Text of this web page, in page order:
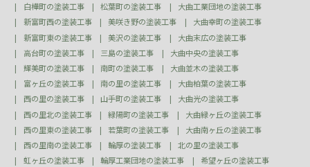
白樺町の塗装工事
松葉町の塗装工事
大曲工業団地の塗装工事
新富町西の塗装工事
美咲き野の塗装工事
大曲幸町の塗装工事
新富町東の塗装工事
美沢の塗装工事
大曲末広の塗装工事
高台町の塗装工事
三島の塗装工事
大曲中央の塗装工事
輝美町の塗装工事
南町の塗装工事
大曲並木の塗装工事
富ヶ丘の塗装工事
南の里の塗装工事
大曲柏葉の塗装工事
西の里の塗装工事
山手町の塗装工事
大曲光の塗装工事
西の里北の塗装工事
緑陽町の塗装工事
大曲緑ヶ丘の塗装工事
西の里東の塗装工事
若葉町の塗装工事
大曲南ヶ丘の塗装工事
西の里南の塗装工事
輪厚の塗装工事
北の里の塗装工事
虹ヶ丘の塗装工事
輪厚工業団地の塗装工事
希望ヶ丘の塗装工事